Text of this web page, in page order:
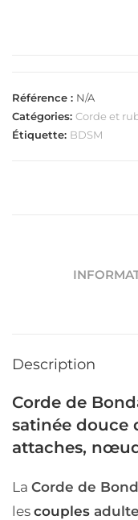
Référence : N/A
Catégories: Corde et
Étiquette: BDSM
Description
Corde de
satinée douce
attaches,
La Corde de
les couples